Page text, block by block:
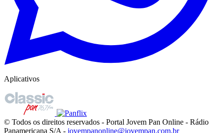
Aplicativos
© Todos os direitos reservados - Portal Jovem Pan Online - Rádio
Panamericana S/A - jovempanonline@jovempan.com.br